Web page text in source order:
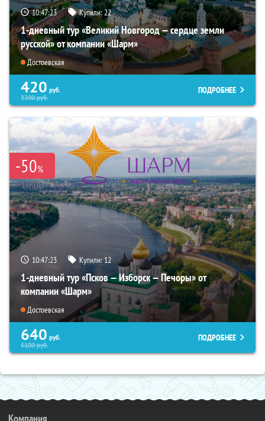
10:47:21 Купили:22
1-дневный тур «Великий Новгород — сердце земли
русской» от компании «Шарм»
Достоевская
420 руб.
3300руб.
ПОДРОБНЕЕ
-50%
10:47:21 Купили:12
1-дневный тур «Псков — Изборск — Печоры» от
компании «Шарм»
Достоевская
640 руб.
5100руб.
ПОДРОБНЕЕ